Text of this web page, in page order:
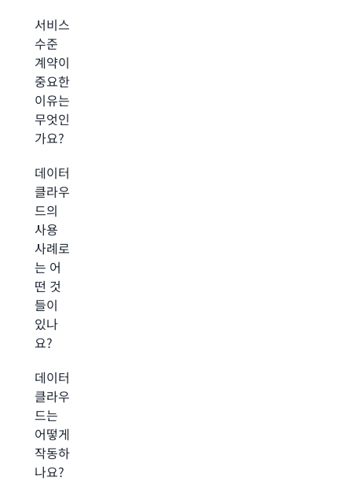
서비스
수준
계약이
중요한
이유는
무엇인
가요?
데이터
클라우
드의
사용
사례로
는 어
떤 것
들이
있나
요?
데이터
클라우
드는
어떻게
작동하
나요?